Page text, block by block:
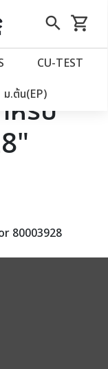
close
search
Skip
to
shopping_cart
รถเข็น
CU‑TEST
ม.ต้น(EP)
หรับ
80003928